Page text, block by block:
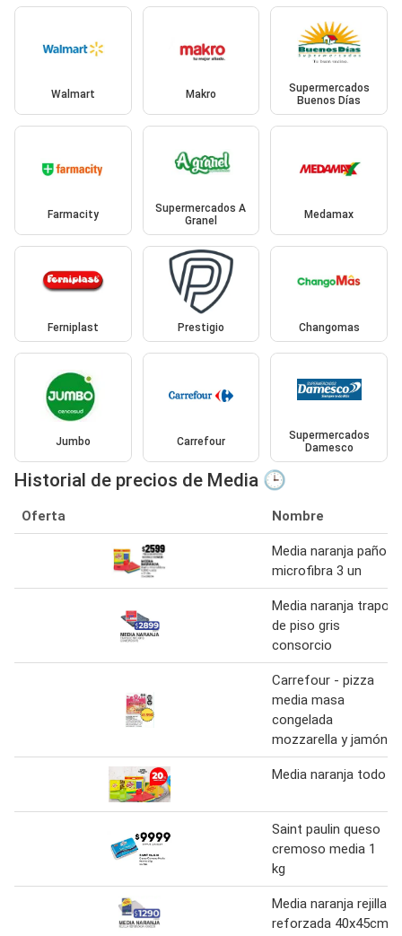
Walmart Makro
Supermercados
Buenos Días
Farmacity
Supermercados A
Granel
Medamax
Ferniplast Prestigio Changomas
Jumbo Carrefour
Supermercados
Damesco
Historial de precios de Media 🕒
Oferta Nombre
Media naranja paño
microfibra 3 un
Media naranja trapo
de piso gris
consorcio
Carrefour - pizza
media masa
congelada
mozzarella y jamón
Media naranja todo
Saint paulin queso
cremoso media 1
kg
Media naranja rejilla
reforzada 40x45cm